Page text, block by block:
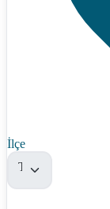
İlçe
Tümü